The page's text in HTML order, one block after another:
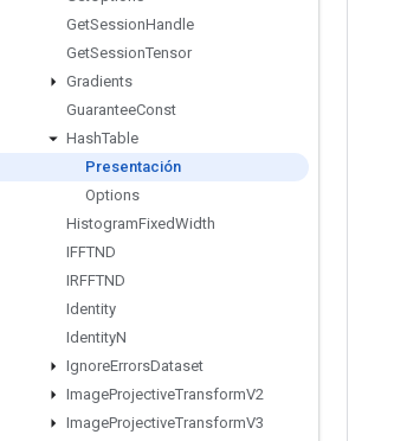
GetSessionHandle
GetSessionTensor
Gradients
GuaranteeConst
HashTable
Presentación
Options
HistogramFixedWidth
IFFTND
IRFFTND
Identity
IdentityN
IgnoreErrorsDataset
ImageProjectiveTransformV2
ImageProjectiveTransformV3